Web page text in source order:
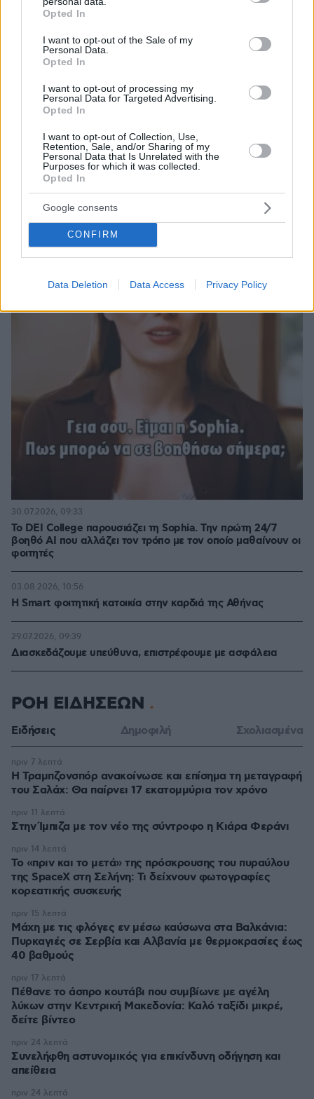
grant or deny consent to Google and its third-party tags to
use your data for below specified purposes in below Google
consent section.
Opted In
I want to opt-out of the Sale of my
Personal Data.
Opted In
I want to opt-out of processing my
Personal Data for Targeted Advertising.
Opted In
I want to opt-out of Collection, Use,
Retention, Sale, and/or Sharing of my
Personal Data that Is Unrelated with the
Purposes for which it was collected.
Opted In
Google consents
CONFIRM
Data Deletion Data Access Privacy Policy
Ο Κωνσταντίνος Καζάκος σε θεατρική πρεμιέρα με την
κόρη του, Τζένη
Thema Insights
Το DEI College παρουσιάζει τη Sophia. Την πρώτη 24/7
βοηθό AI που αλλάζει τον τρόπο με τον οποίο μαθαίνουν οι
φοιτητές
30.07.2026, 09:33
Η Smart φοιτητική κατοικία στην καρδιά της Αθήνας
03.08.2026, 10:56
Διασκεδάζουμε υπεύθυνα, επιστρέφουμε με ασφάλεια
29.07.2026, 09:39
ΡΟΗ ΕΙΔΗΣΕΩΝ
Ειδήσεις Δημοφιλή Σχολιασμένα
Η Τραμπζονσπόρ ανακοίνωσε και επίσημα τη μεταγραφή
του Σαλάχ: Θα παίρνει 17 εκατομμύρια τον χρόνο
πριν 7 λεπτά
Στην Ίμπιζα με τον νέο της σύντροφο η Κιάρα Φεράνι
πριν 11 λεπτά
Το «πριν και το μετά» της πρόσκρουσης του πυραύλου
της SpaceX στη Σελήνη: Τι δείχνουν φωτογραφίες
κορεατικής συσκευής
πριν 14 λεπτά
Μάχη με τις φλόγες εν μέσω καύσωνα στα Βαλκάνια:
Πυρκαγιές σε Σερβία και Αλβανία με θερμοκρασίες έως
40 βαθμούς
πριν 15 λεπτά
Πέθανε το άσπρο κουτάβι που συμβίωνε με αγέλη
λύκων στην Κεντρική Μακεδονία: Καλό ταξίδι μικρέ,
δείτε βίντεο
πριν 17 λεπτά
Συνελήφθη αστυνομικός για επικίνδυνη οδήγηση και
απείθεια
πριν 24 λεπτά
πριν 24 λεπτά